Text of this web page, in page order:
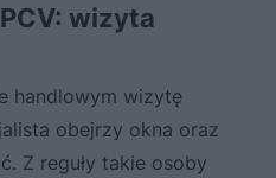
wizyta
handlowym wizytę
obejrzy okna oraz
Z reguły takie osoby